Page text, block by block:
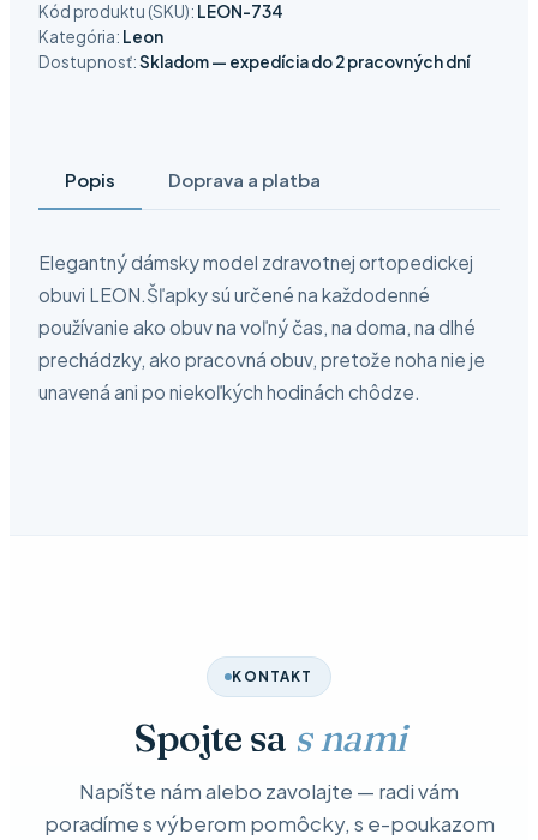
Kód produktu (SKU): LEON-734
Kategória: Leon
Dostupnosť:Skladom — expedícia do 2 pracovných dní
Popis Doprava a platba
Elegantný dámsky model zdravotnej ortopedickej
obuvi LEON.Šľapky sú určené na každodenné
používanie ako obuv na voľný čas, na doma, na dlhé
prechádzky, ako pracovná obuv, pretože noha nie je
unavená ani po niekoľkých hodinách chôdze.
KONTAKT
Spojte sa s nami
Napíšte nám alebo zavolajte — radi vám
poradíme s výberom pomôcky, s e-poukazom